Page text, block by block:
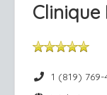
Clinique
1 (819) 769-